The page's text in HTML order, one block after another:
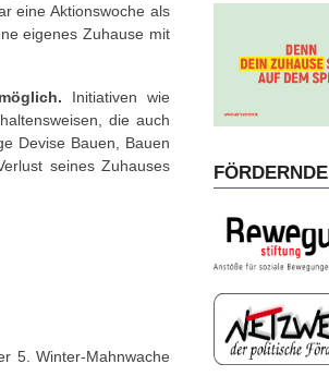
eine Aktionswoche als
eigenes Zuhause mit
Initiativen wie
die auch
Devise Bauen, Bauen
seines Zuhauses
5. Winter-Mahnwache
FÖRDERNDE